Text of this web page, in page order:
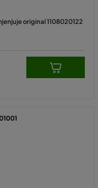
original 1108020122